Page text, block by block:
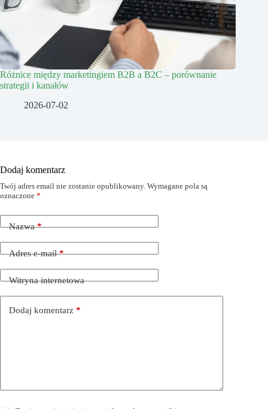
Różnice między marketingiem B2B a B2C – porównanie
strategii i kanałów
2026-07-02
Dodaj komentarz
Twój adres email nie zostanie opublikowany. Wymagane pola są
oznaczone *
Nazwa*
Adres e-mail*
Witryna internetowa
Dodaj komentarz *